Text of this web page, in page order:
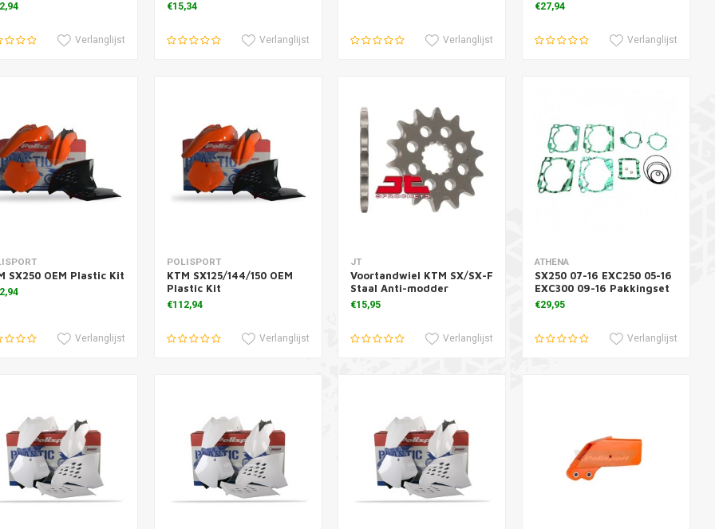
Verlanglijst
€15,34
Verlanglijst Verlanglijst
€27,94
Verlanglijst
aan winkelwagen
SX250 OEM Plastic Kit
Verlanglijst
Toevoegen aan winkelwagen
POLISPORT
KTM SX125/144/150 OEM
Plastic Kit
€112,94
Verlanglijst
Toevoegen aan winkelwagen
JT
Voortandwiel KTM SX/SX-F
Staal Anti-modder
€15,95
Verlanglijst
Toevoegen aan winkelwagen
ATHENA
SX250 07-16 EXC250 05-16
EXC300 09-16 Pakkingset
€29,95
Verlanglijst